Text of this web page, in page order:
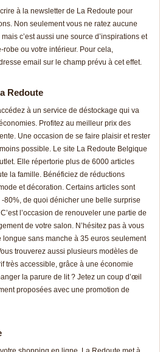
à la newsletter de La Redoute pour
Non seulement vous ne ratez aucune
c’est aussi une source d’inspirations et
robe ou votre intérieur. Pour cela,
email sur le champ prévu à cet effet.
Redoute
à un service de déstockage qui va
Profitez au meilleur prix des
Une occasion de se faire plaisir et rester
possible. Le site La Redoute Belgique
Elle répertorie plus de 6000 articles
la famille. Bénéficiez de réductions
et décoration. Certains articles sont
80%, de quoi dénicher une belle surprise
l’occasion de renouveler une partie de
de votre salon. N’hésitez pas à vous
sans manche à 35 euros seulement
trouverez aussi plusieurs modèles de
très accessible, grâce à une économie
la parure de lit ? Jetez un coup d’œil
proposées avec une promotion de